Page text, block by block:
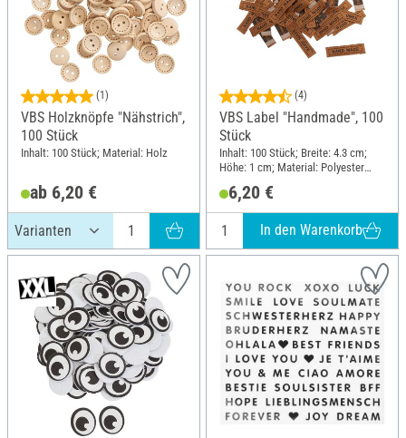
(1)
VBS Holzknöpfe "Nähstrich",
100 Stück
Inhalt: 100 Stück; Material: Holz
ab 6,20 €
(4)
VBS Label "Handmade", 100
Stück
Inhalt: 100 Stück; Breite: 4.3 cm;
Höhe: 1 cm; Material: Polyester
6,20 €
In den Warenkorb